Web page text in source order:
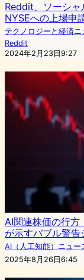
Reddit、ソーシ
NYSEへの上場申
テクノロジーと経済ニ
Reddit
2024年2月23日9:27
AI関連株価の行方
が示すバブル警告
AI（人工知能）ニュー
2025年8月26日6:45